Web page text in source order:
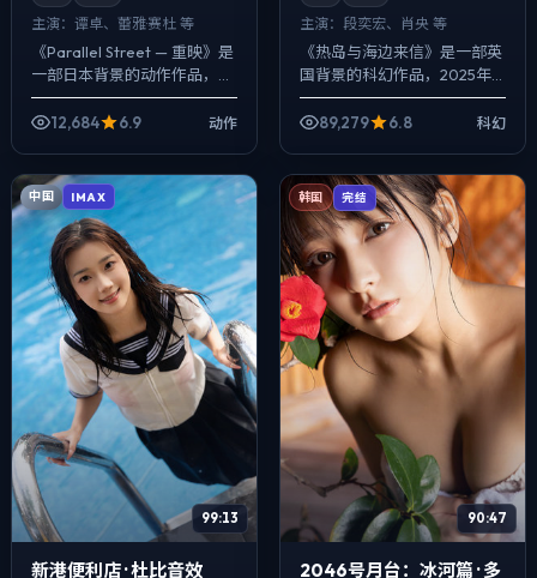
主演： 谭卓、蕾雅·赛杜 等
《Parallel Street — 重映》是
一部日本背景的动作作品，
2025年公映，由乌尔善执
导，谭卓、蕾雅·赛杜、马伊琍
12,684 6.9 动作
主演： 段奕宏、肖央 等
《热岛与海边来信》是一部英
国背景的科幻作品，2025年
公映，由许鞍华执导，段奕
宏、肖央、章子怡等主演。配
89,279 6.8 科幻
中国 IMAX
99:13
新港便利店 · 杜比音效
韩国 完结
90:47
2046号月台：冰河篇 · 多